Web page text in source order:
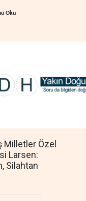
Oku
Milletler Özel
Larsen:
Silahtan